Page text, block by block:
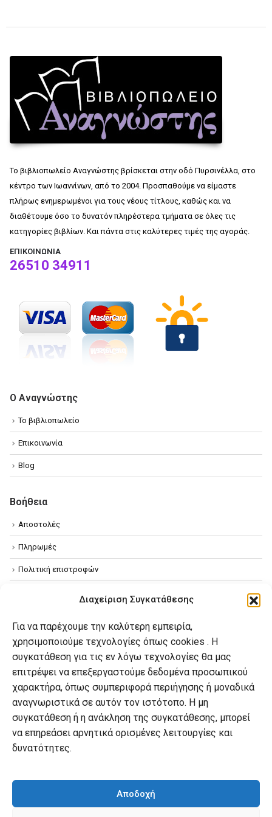
Διαχείριση Συγκατάθεσης
Για να παρέχουμε την καλύτερη εμπειρία,
χρησιμοποιούμε τεχνολογίες όπως cookies . Η
συγκατάθεση για τις εν λόγω τεχνολογίες θα μας
επιτρέψει να επεξεργαστούμε δεδομένα προσωπικού
χαρακτήρα, όπως συμπεριφορά περιήγησης ή μοναδικά
αναγνωριστικά σε αυτόν τον ιστότοπο. Η μη
συγκατάθεση ή η ανάκληση της συγκατάθεσης, μπορεί
να επηρεάσει αρνητικά ορισμένες λειτουργίες και
δυνατότητες.
Αποδοχή
Το βιβλιοπωλείο Αναγνώστης βρίσκεται στην οδό Πυρσινέλλα, στο
κέντρο των Ιωαννίνων, από το 2004. Προσπαθούμε να είμαστε
πλήρως ενημερωμένοι για τους νέους τίτλους, καθώς και να
διαθέτουμε όσο το δυνατόν πληρέστερα τμήματα σε όλες τις
κατηγορίες βιβλίων. Και πάντα στις καλύτερες τιμές της αγοράς.
ΕΠΙΚΟΙΝΩΝΊΑ
26510 34911
Ο Αναγνώστης
Το βιβλιοπωλείο
Επικοινωνία
Blog
Βοήθεια
Αποστολές
Πληρωμές
Πολιτική επιστροφών
Πολιτική Cookies
Ο λογαριασμός μου
Ο λογαριασμός μου
Οι παραγγελίες μου
Λίστα επιθυμιών